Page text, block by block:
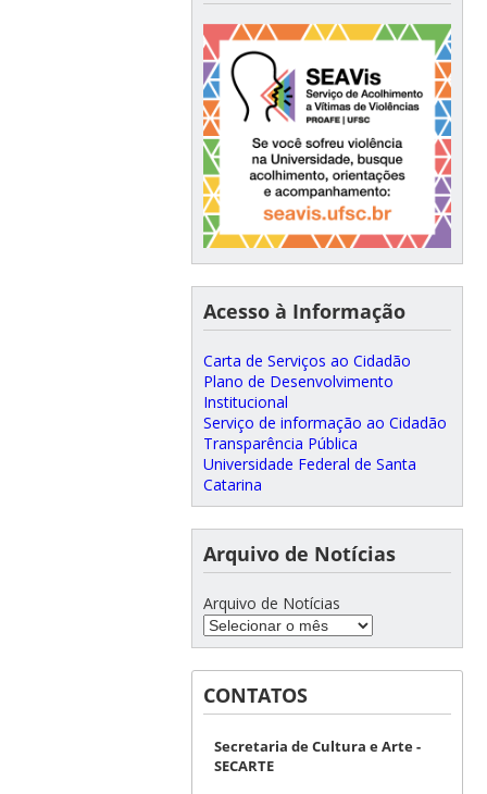
Acesso à Informação
Carta de Serviços ao Cidadão
Plano de Desenvolvimento
Institucional
Serviço de informação ao Cidadão
Transparência Pública
Universidade Federal de Santa
Catarina
Arquivo de Notícias
Arquivo de Notícias
CONTATOS
Secretaria de Cultura e Arte -
SECARTE